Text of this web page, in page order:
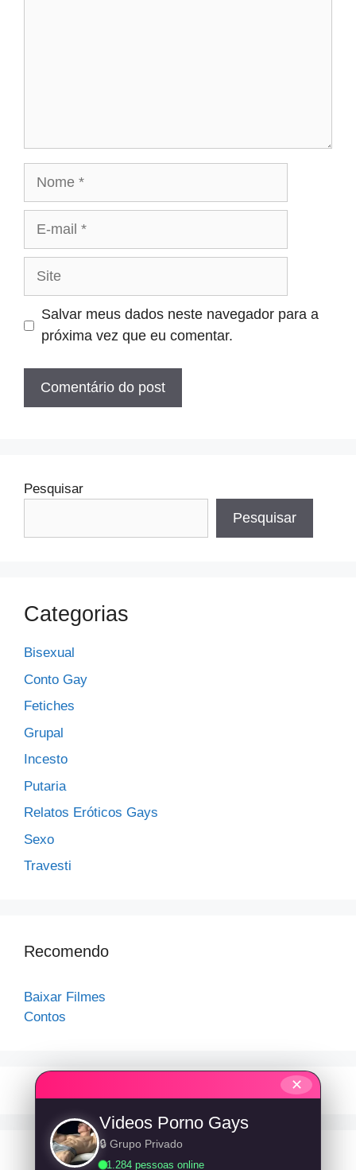
Site
Salvar meus dados neste navegador para a
próxima vez que eu comentar.
Pesquisar
Pesquisar
Categorias
Bisexual
Conto Gay
Fetiches
Grupal
Incesto
Putaria
Relatos Eróticos Gays
Sexo
Travesti
Recomendo
Baixar Filmes
Contos
✕
Videos Porno Gays
🔒 Grupo Privado
1.284 pessoas online